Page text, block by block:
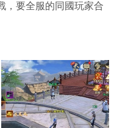
，要全服的同國玩家合